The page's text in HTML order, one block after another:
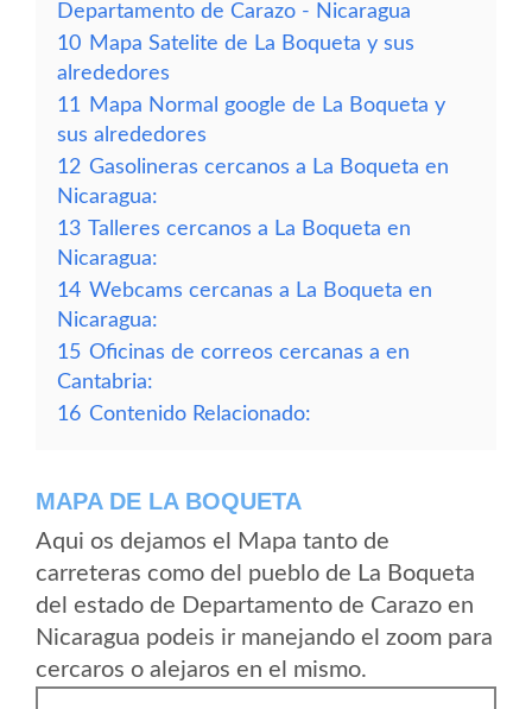
Departamento de Carazo - Nicaragua
10 Mapa Satelite de La Boqueta y sus
alrededores
11
Mapa Normal google de La Boqueta y
sus alrededores
12 Gasolineras cercanos a La Boqueta en
Nicaragua:
13 Talleres cercanos a La Boqueta en
Nicaragua:
14 Webcams cercanas a La Boqueta en
Nicaragua:
15 Oficinas de correos cercanas a en
Cantabria:
16 Contenido Relacionado:
MAPA DE LA BOQUETA
Aqui os dejamos el Mapa tanto de
carreteras como del pueblo de La Boqueta
del estado de Departamento de Carazo en
Nicaragua podeis ir manejando el zoom para
cercaros o alejaros en el mismo.